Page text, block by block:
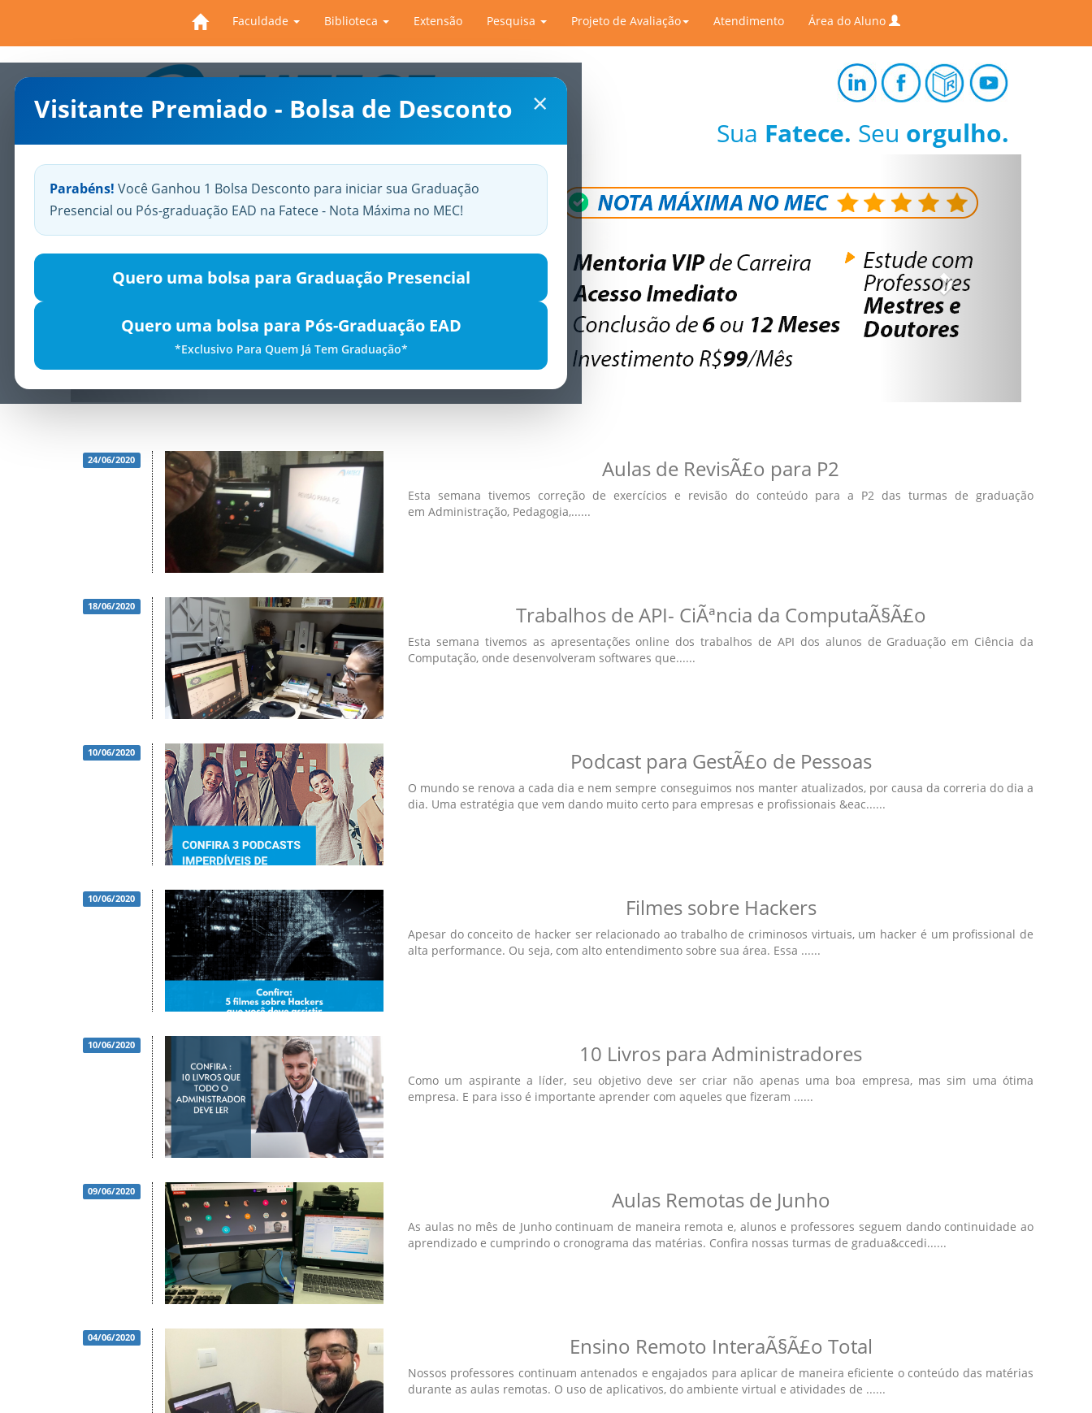
Faculdade Biblioteca Extensão Pesquisa Projeto de Avaliação Atendimento Área do Aluno
×
Visitante Premiado - Bolsa de Desconto
Parabéns! Você Ganhou 1 Bolsa Desconto para iniciar sua Graduação
Presencial ou Pós-graduação EAD na Fatece - Nota Máxima no MEC!
Quero uma bolsa para Graduação Presencial
Quero uma bolsa para Pós-Graduação EAD
*Exclusivo Para Quem Já Tem Graduação*
Sua Fatece. Seu orgulho.
Previous
24/06/2020 Aulas de RevisÃ£o para P2
Esta semana tivemos correção de exercícios e revisão do conteúdo para a P2 das turmas de graduação
em Administração, Pedagogia,......
18/06/2020 Trabalhos de API- CiÃªncia da ComputaÃ§Ã£o
Esta semana tivemos as apresentações online dos trabalhos de API dos alunos de Graduação em Ciência da
Computação, onde desenvolveram softwares que......
10/06/2020 Podcast para GestÃ£o de Pessoas
O mundo se renova a cada dia e nem sempre conseguimos nos manter atualizados, por causa da correria do dia a
dia. Uma estratégia que vem dando muito certo para empresas e profissionais &eac......
10/06/2020 Filmes sobre Hackers
Apesar do conceito de hacker ser relacionado ao trabalho de criminosos virtuais, um hacker é um profissional de
alta performance. Ou seja, com alto entendimento sobre sua área. Essa ......
10/06/2020 10 Livros para Administradores
Como um aspirante a líder, seu objetivo deve ser criar não apenas uma boa empresa, mas sim uma ótima
empresa. E para isso é importante aprender com aqueles que fizeram ......
09/06/2020 Aulas Remotas de Junho
As aulas no mês de Junho continuam de maneira remota e, alunos e professores seguem dando continuidade ao
aprendizado e cumprindo o cronograma das matérias. Confira nossas turmas de gradua&ccedi......
04/06/2020 Ensino Remoto InteraÃ§Ã£o Total
Nossos professores continuam antenados e engajados para aplicar de maneira eficiente o conteúdo das matérias
durante as aulas remotas. O uso de aplicativos, do ambiente virtual e atividades de ......